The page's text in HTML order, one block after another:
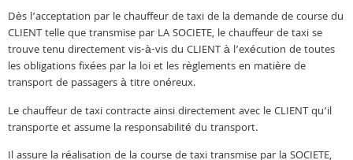
Dès l’acceptation par le chauffeur de taxi de la demande de course du
CLIENT telle que transmise par LA SOCIETE, le chauffeur de taxi se
trouve tenu directement vis-à-vis du CLIENT à l’exécution de toutes
les obligations fixées par la loi et les règlements en matière de
transport de passagers à titre onéreux.
Le chauffeur de taxi contracte ainsi directement avec le CLIENT qu’il
transporte et assume la responsabilité du transport.
Il assure la réalisation de la course de taxi transmise par la SOCIETE,